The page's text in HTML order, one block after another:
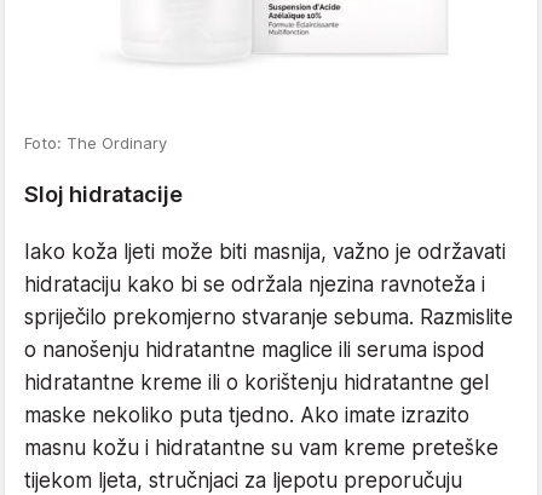
Foto: The Ordinary
Sloj hidratacije
Iako koža ljeti može biti masnija, važno je održavati
hidrataciju kako bi se održala njezina ravnoteža i
spriječilo prekomjerno stvaranje sebuma. Razmislite
o nanošenju hidratantne maglice ili seruma ispod
hidratantne kreme ili o korištenju hidratantne gel
maske nekoliko puta tjedno. Ako imate izrazito
masnu kožu i hidratantne su vam kreme preteške
tijekom ljeta, stručnjaci za ljepotu preporučuju